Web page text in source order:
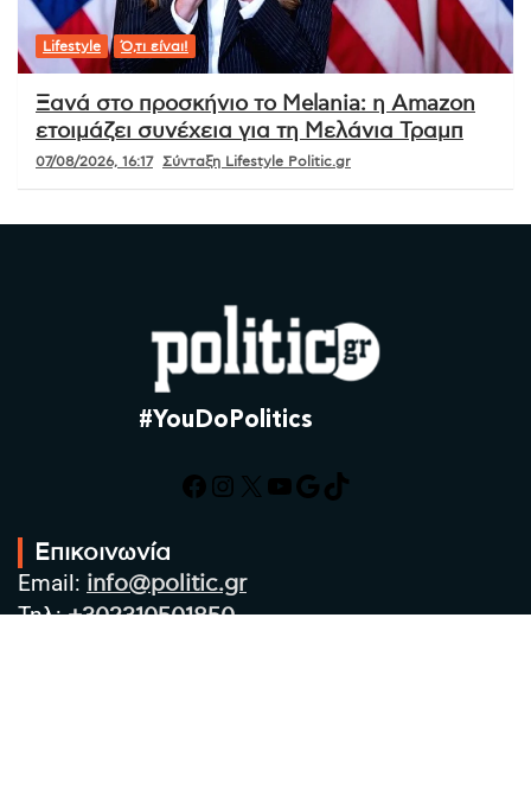
Lifestyle Ό,τι είναι!
Ξανά στο προσκήνιο το Melania: η Amazon
ετοιμάζει συνέχεια για τη Μελάνια Τραμπ
07/08/2026, 16:17 Σύνταξη Lifestyle Politic.gr
#YouDoPolitics
Facebook
Instagram
X YouTube
Google
TikTok
Επικοινωνία
Email: info@politic.gr
Τηλ:+302310501850